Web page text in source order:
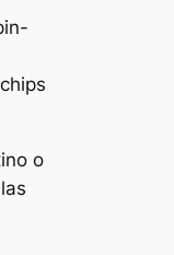
o